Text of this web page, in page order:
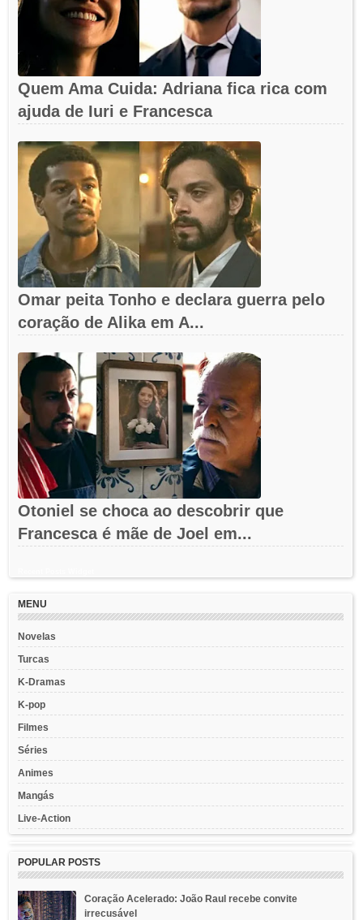
Quem Ama Cuida: Adriana fica rica com
ajuda de Iuri e Francesca
Omar peita Tonho e declara guerra pelo
coração de Alika em A...
Otoniel se choca ao descobrir que
Francesca é mãe de Joel em...
MENU
Novelas
Turcas
K-Dramas
K-pop
Filmes
Séries
Animes
Mangás
Live-Action
POPULAR POSTS
Coração Acelerado: João Raul recebe convite
irrecusável